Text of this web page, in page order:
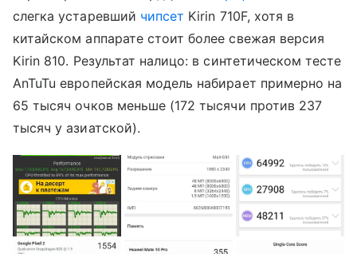
слегка устаревший чипсет Kirin 710F, хотя в
китайском аппарате стоит более свежая версия
Kirin 810. Результат налицо: в синтетическом тесте
AnTuTu европейская модель набирает примерно на
65 тысяч очков меньше (172 тысячи против 237
тысяч у азиатской).